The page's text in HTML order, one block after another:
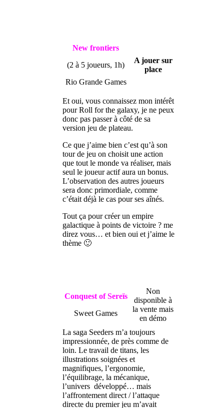
New frontiers
(2 à 5 joueurs, 1h)
Rio Grande Games
A jouer sur
place
Et oui, vous connaissez mon intérêt
pour Roll for the galaxy, je ne peux
donc pas passer à côté de sa
version jeu de plateau.
Ce que j’aime bien c’est qu’à son
tour de jeu on choisit une action
que tout le monde va réaliser, mais
seul le joueur actif aura un bonus.
L’observation des autres joueurs
sera donc primordiale, comme
c’était déjà le cas pour ses aînés.
Tout ça pour créer un empire
galactique à points de victoire ? me
direz vous… et bien oui et j’aime le
thème 🙂
Conquest of Sereïs
Sweet Games
Non
disponible à
la vente mais
en démo
La saga Seeders m’a toujours
impressionnée, de près comme de
loin. Le travail de titans, les
illustrations soignées et
magnifiques, l’ergonomie,
l’équilibrage, la mécanique,
l’univers développé… mais
l’affrontement direct / l’attaque
directe du premier jeu m’avait